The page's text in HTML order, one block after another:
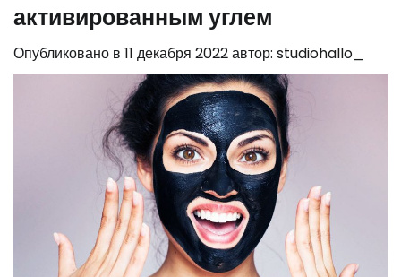
активированным углем
Опубликовано в 11 декабря 2022автор: studiohallo_